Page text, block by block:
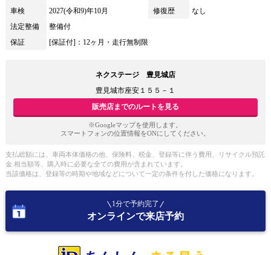
車検
2027(令和9)年10月 修復歴
なし
法定整備
整備付
保証
[保証付]：12ヶ月・走行無制限
ネクステージ 豊見城店
豊見城市座安１５５－１
販売店までのルートを見る
※Googleマップを使用します。
スマートフォンの位置情報をONにしてください。
支払総額には、車両本体価格の他、保険料、税金、登録等に伴う費用、リサイクル預託
金 相当額等、購入時に必要な全ての費用が含まれています。
当該価格は、登録等の時期や地域などについて一定の条件を付した価格になります。
1分で予約完了
オンラインで来店予約